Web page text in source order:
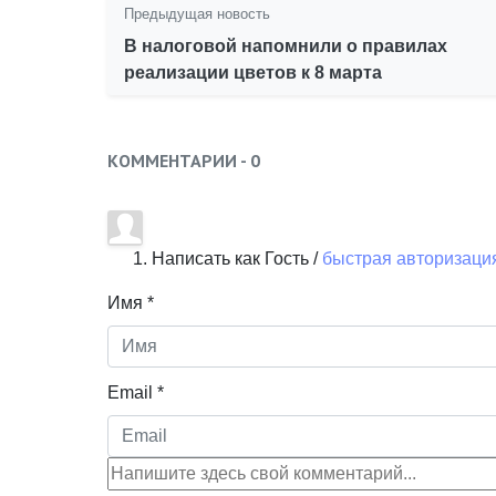
Предыдущая новость
В налоговой напомнили о правилах
реализации цветов к 8 марта
КОММЕНТАРИИ - 0
Написать как Гость / быстрая
Имя *
Email *